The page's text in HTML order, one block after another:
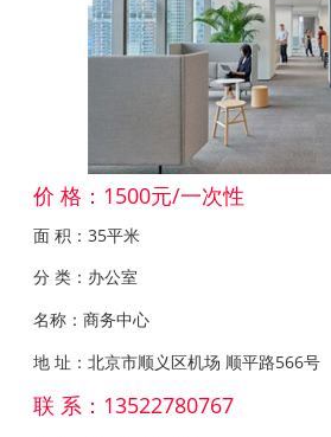
价 格：1500元/一次性
面 积：35平米
分 类：办公室
名称：商务中心
地 址：北京市顺义区机场 顺平路566号
联 系：13522780767